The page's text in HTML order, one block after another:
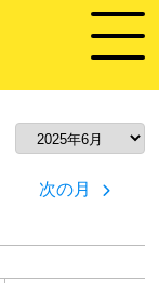
次の月